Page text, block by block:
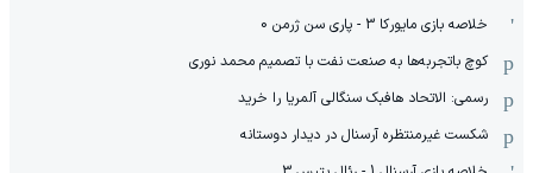
خلاصه بازی مایورکا 3 - پاری سن ژرمن 0
کوچ باتجربه‌ها به صنعت نفت با تصمیم محمد نوری
رسمی: الاتحاد هافبک سنگالی آلمریا را خرید
شکست غیرمنتظره آرسنال در دیدار دوستانه